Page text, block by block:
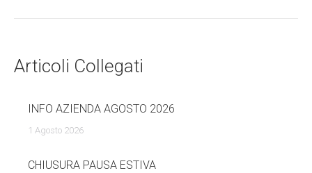
Articoli Collegati
INFO AZIENDA AGOSTO 2026
1 Agosto 2026
CHIUSURA PAUSA ESTIVA